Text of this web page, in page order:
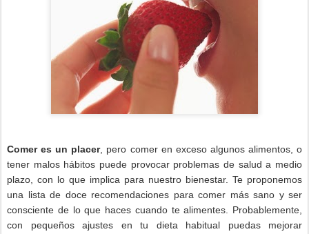
Comer es un placer, pero comer en exceso algunos alimentos, o
tener malos hábitos puede provocar problemas de salud a medio
plazo, con lo que implica para nuestro bienestar. Te proponemos
una lista de doce recomendaciones para comer más sano y ser
consciente de lo que haces cuando te alimentes. Probablemente,
con pequeños ajustes en tu dieta habitual puedas mejorar